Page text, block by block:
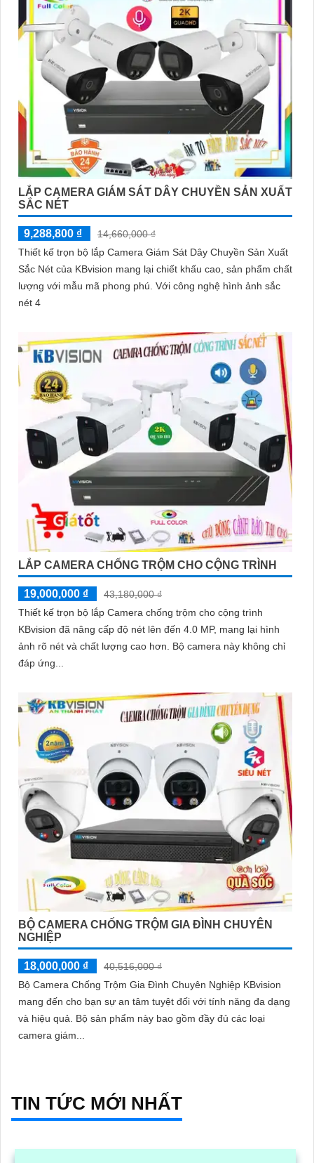
LẮP CAMERA GIÁM SÁT DÂY CHUYỀN SẢN XUẤT
SẮC NÉT
9,288,800 ₫
14,660,000 ₫
Thiết kế trọn bộ lắp Camera Giám Sát Dây Chuyền Sản Xuất
Sắc Nét của KBvision mang lại chiết khấu cao, sản phẩm chất
lượng với mẫu mã phong phú. Với công nghệ hình ảnh sắc
nét 4
LẮP CAMERA CHỐNG TRỘM CHO CỘNG TRÌNH
19,000,000 ₫
43,180,000 ₫
Thiết kế trọn bộ lắp Camera chống trộm cho cộng trình
KBvision đã nâng cấp độ nét lên đến 4.0 MP, mang lại hình
ảnh rõ nét và chất lượng cao hơn. Bộ camera này không chỉ
đáp ứng...
BỘ CAMERA CHỐNG TRỘM GIA ĐÌNH CHUYÊN
NGHIỆP
18,000,000 ₫
40,516,000 ₫
Bộ Camera Chống Trộm Gia Đình Chuyên Nghiệp KBvision
mang đến cho bạn sự an tâm tuyệt đối với tính năng đa dạng
và hiệu quả. Bộ sản phẩm này bao gồm đầy đủ các loại
camera giám...
TIN TỨC MỚI NHẤT